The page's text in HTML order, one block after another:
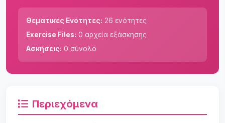
Θεματικές Ενότητες: 26 ενότητες
Exercise Files: 0 αρχεία εξάσκησης
Ασκήσεις: 0 σύνολο
Περιεχόμενα